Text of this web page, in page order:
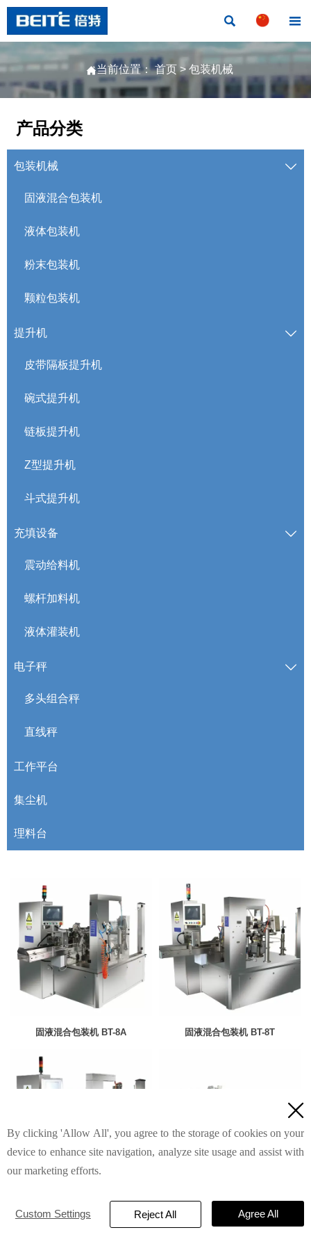
 
当前位置：首页> 包装机械
产品分类
包装机械 
固液混合包装机
液体包装机
粉末包装机
颗粒包装机
提升机 
皮带隔板提升机
碗式提升机
链板提升机
Z型提升机
斗式提升机
充填设备 
震动给料机
螺杆加料机
液体灌装机
电子秤 
多头组合秤
直线秤
工作平台
集尘机
理料台
固液混合包装机 BT-8A 固液混合包装机 BT-8T
固液混合包装机 BT-8C 固液混合包装机 BT-8B

By clicking 'Allow All', you agree to the storage of cookies on your
device to enhance site navigation, analyze site usage and assist with
our marketing efforts.
Custom Settings Reject All Agree All